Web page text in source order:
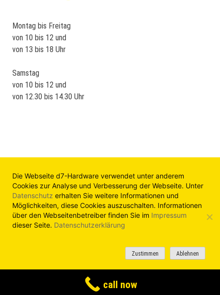
Montag bis Freitag
von 10 bis 12 und
von 13 bis 18 Uhr
Samstag
von 10 bis 12 und
von 12.30 bis 14.30 Uhr
Impressum |Haftungsausschluss |Datenschutz
© d7-Hardware
call now
Die Webseite d7-Hardware verwendet unter anderem
Cookies zur Analyse und Verbesserung der Webseite. Unter
Datenschutz erhalten Sie weitere Informationen und
Möglichkeiten, diese Cookies auszuschalten. Informationen
über den Webseitenbetreiber finden Sie im Impressum
dieser Seite. Datenschutzerklärung
Zustimmen Ablehnen